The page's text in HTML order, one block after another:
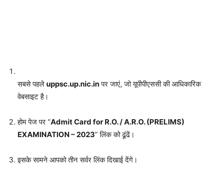
सबसे पहले uppsc.up.nic.inपर जाएं, जो यूपीपीएससी की आधिकारिक
वेबसाइट है।
होम पेज पर “Admit Card for R.O. / A.R.O. (PRELIMS)
EXAMINATION – 2023” लिंक को ढूंढें।
इसके सामने आपको तीन सर्वर लिंक दिखाई देंगे।